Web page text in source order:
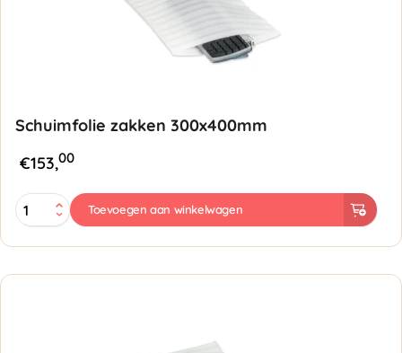
Schuimfolie zakken 300x400mm
€153,00
Schuimfolie
zakken
Toevoegen aan winkelwagen